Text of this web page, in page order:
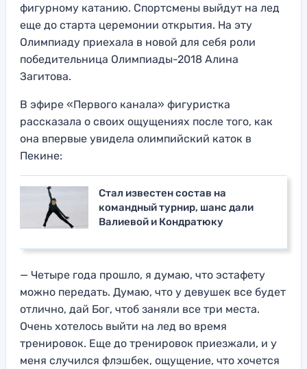
фигурному катанию. Спортсмены выйдут на лед
еще до старта церемонии открытия. На эту
Олимпиаду приехала в новой для себя роли
победительница Олимпиады-2018 Алина
Загитова.
В эфире «Первого канала» фигуристка
рассказала о своих ощущениях после того, как
она впервые увидела олимпийский каток в
Пекине:
Стал известен состав на
командный турнир, шанс дали
Валиевой и Кондратюку
— Четыре года прошло, я думаю, что эстафету
можно передать. Думаю, что у девушек все будет
отлично, дай Бог, чтоб заняли все три места.
Очень хотелось выйти на лед во время
тренировок. Еще до тренировок приезжали, и у
меня случился флэшбек, ощущение, что хочется